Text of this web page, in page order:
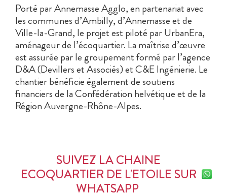
Porté par Annemasse Agglo, en partenariat avec
les communes d’Ambilly, d’Annemasse et de
Ville-la-Grand, le projet est piloté par UrbanEra,
aménageur de l’écoquartier. La maîtrise d’œuvre
est assurée par le groupement formé par l’agence
D&A (Devillers et Associés) et C&E Ingénierie. Le
chantier bénéficie également de soutiens
financiers de la Confédération helvétique et de la
Région Auvergne-Rhône-Alpes.
SUIVEZ LA CHAINE
ECOQUARTIER DE L'ETOILE SUR
WHATSAPP